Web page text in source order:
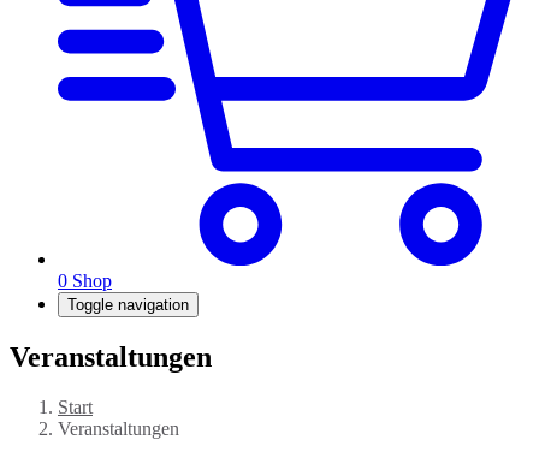
0 Shop
Toggle navigation
Veranstaltungen
Start
Veranstaltungen